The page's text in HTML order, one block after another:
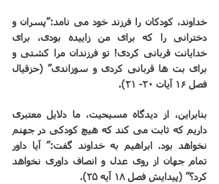
خداوند، کودکان را فرزند خود می نامد:”پسران و
دخترانی را که برای من زاییده بودی، برای
خدایانت قربانی کردی! تو فرزندان مرا کشتی و
برای بت ها قربانی کردی و سوزاندی” (حزقیال
فصل ۱۶ آیات ۲۰- ۲۱).
بنابراین، از دیدگاه مسیحیت، ما دلایل معتبری
داریم که ثابت می کند که هیچ کودکی در جهنم
نخواهد بود. ابراهیم به خداوند گفت:” آیا داور
تمام جهان از روی عدل و انصاف داوری نخواهد
کرد؟” (پیدایش فصل ۱۸ آیه ۲۵).